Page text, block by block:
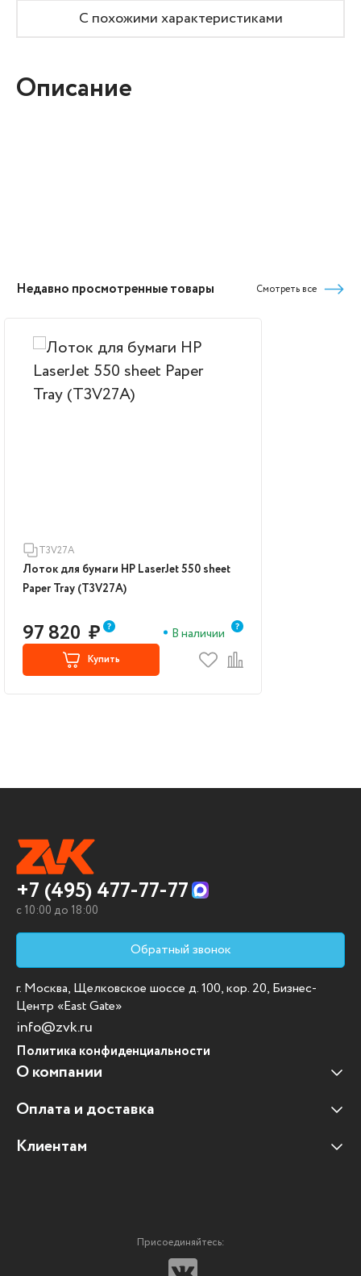
С похожими характеристиками
Описание
Недавно просмотренные товары Смотреть все
T3V27A
Лоток для бумаги HP LaserJet 550 sheet
Paper Tray (T3V27A)
97 820 ₽ В наличии
Купить
+7 (495) 477-77-77
c 10:00 до 18:00
Обратный звонок
г. Москва, Щелковское шоссе д. 100, кор. 20, Бизнес-
Центр «East Gate»
info@zvk.ru
Политика конфиденциальности
О компании
Наши клиенты
Отзывы клиентов
Оплата и доставка
Оплата и доставка
Клиентам
Мультимедийное оборудование
Присоединяйтесь: